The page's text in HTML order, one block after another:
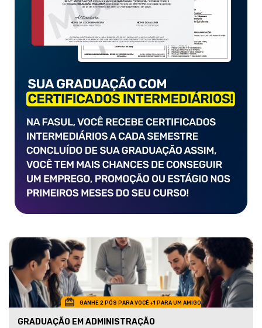
GANHE 2 PÓS PARA VOCÊ +1 PARA UM AMIGO
GRADUAÇÃO EM ADMINISTRAÇÃO